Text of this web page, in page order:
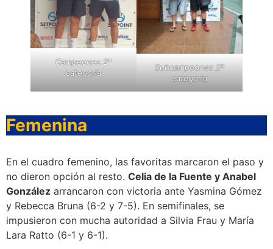
Campeones 2ª
categoría
Subcampeones 2ª
categoría
Femenina
En el cuadro femenino, las favoritas marcaron el paso y
no dieron opción al resto. Celia de la Fuente y Anabel
González arrancaron con victoria ante Yasmina Gómez
y Rebecca Bruna (6-2 y 7-5). En semifinales, se
impusieron con mucha autoridad a Silvia Frau y María
Lara Ratto (6-1 y 6-1).